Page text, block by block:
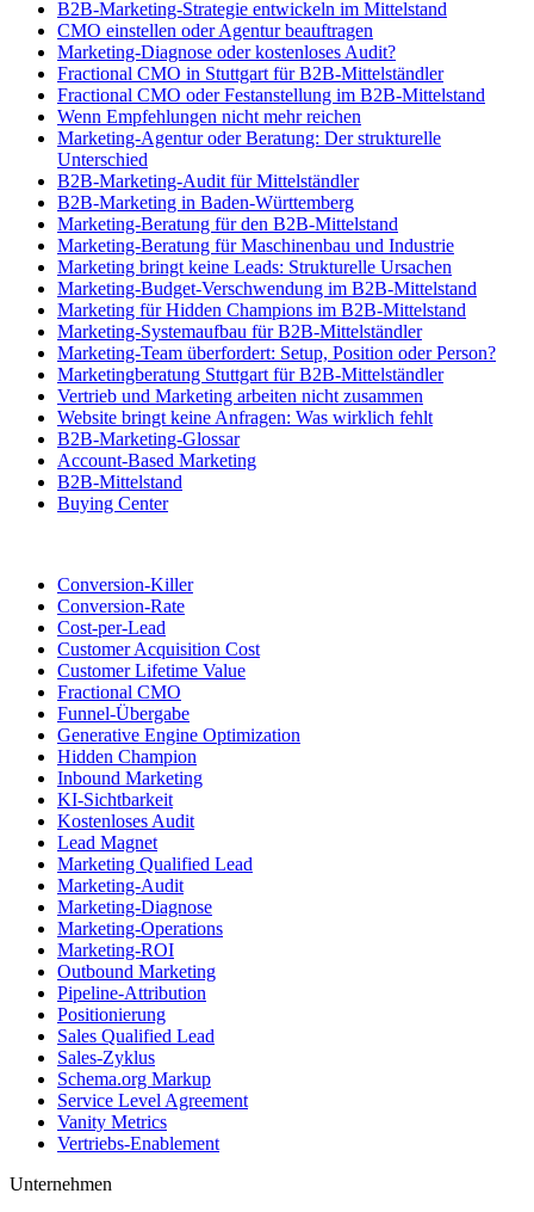
B2B-Marketing-Strategie entwickeln im Mittelstand
CMO einstellen oder Agentur beauftragen
Marketing-Diagnose oder kostenloses Audit?
Fractional CMO in Stuttgart für B2B-Mittelständler
Fractional CMO oder Festanstellung im B2B-Mittelstand
Wenn Empfehlungen nicht mehr reichen
Marketing-Agentur oder Beratung: Der strukturelle
Unterschied
B2B-Marketing-Audit für Mittelständler
B2B-Marketing in Baden-Württemberg
Marketing-Beratung für den B2B-Mittelstand
Marketing-Beratung für Maschinenbau und Industrie
Marketing bringt keine Leads: Strukturelle Ursachen
Marketing-Budget-Verschwendung im B2B-Mittelstand
Marketing für Hidden Champions im B2B-Mittelstand
Marketing-Systemaufbau für B2B-Mittelständler
Marketing-Team überfordert: Setup, Position oder Person?
Marketingberatung Stuttgart für B2B-Mittelständler
Vertrieb und Marketing arbeiten nicht zusammen
Website bringt keine Anfragen: Was wirklich fehlt
B2B-Marketing-Glossar
Account-Based Marketing
B2B-Mittelstand
Buying Center
Conversion-Killer
Conversion-Rate
Cost-per-Lead
Customer Acquisition Cost
Customer Lifetime Value
Fractional CMO
Funnel-Übergabe
Generative Engine Optimization
Hidden Champion
Inbound Marketing
KI-Sichtbarkeit
Kostenloses Audit
Lead Magnet
Marketing Qualified Lead
Marketing-Audit
Marketing-Diagnose
Marketing-Operations
Marketing-ROI
Outbound Marketing
Pipeline-Attribution
Positionierung
Sales Qualified Lead
Sales-Zyklus
Schema.org Markup
Service Level Agreement
Vanity Metrics
Vertriebs-Enablement
Unternehmen